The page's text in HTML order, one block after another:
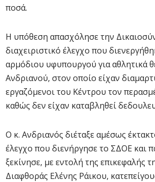
ποσά.
Η υπόθεση απασχόλησε την
διαχειριστικό έλεγχο που
αρμόδιου υφυπουργού για αθλητικά
Ανδριανού, στον οποίο είχαν
εργαζόμενοι του Κέντρου τον
καθώς δεν είχαν καταβληθεί
Ο κ. Ανδριανός διέταξε αμέσως
έλεγχο που διενήργησε το ΣΔΟΕ και
ξεκίνησε, με εντολή της επικεφαλής
Διαφθοράς Ελένης Ράικου,